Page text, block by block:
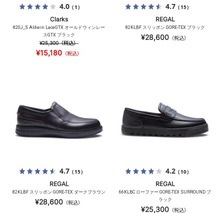
4.0（1）
Clarks
820J_S Aldwin LaceGTX オールドウィンレー
スGTX ブラック
¥25,300（税込）
¥15,180 （税込）
4.7（15）
REGAL
82KLBF スリッポン GORE-TEX ブラック
¥28,600 （税込）
4.7（15）
REGAL
82KLBF スリッポン GORE-TEX ダークブラウン
¥28,600 （税込）
4.2（10）
REGAL
66KLBC ローファー GORE-TEX SURROUND ブ
ラック
¥25,300 （税込）